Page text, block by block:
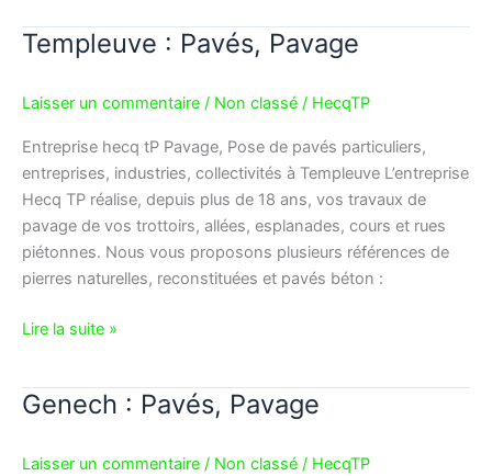
Templeuve : Pavés, Pavage
Laisser un commentaire / Non classé / HecqTP
Entreprise hecq tP Pavage, Pose de pavés particuliers,
entreprises, industries, collectivités à Templeuve L’entreprise
Hecq TP réalise, depuis plus de 18 ans, vos travaux de
pavage de vos trottoirs, allées, esplanades, cours et rues
piétonnes. Nous vous proposons plusieurs références de
pierres naturelles, reconstituées et pavés béton :
Templeuve
Lire la suite »
Genech : Pavés, Pavage
Laisser un commentaire / Non classé / HecqTP
Genech
Pavés,